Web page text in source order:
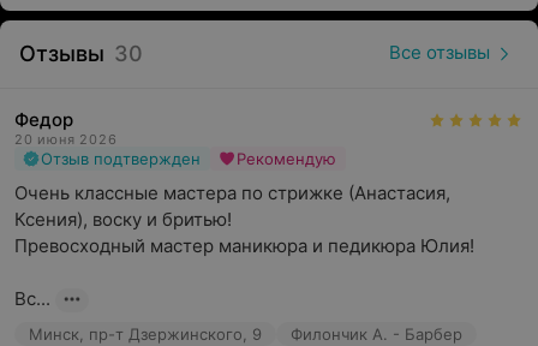
стилю!
Отзывы 30 Все отзывы
Федор
20 июня 2026
Отзыв подтвержден Рекомендую
Очень классные мастера по стрижке (Анастасия,
Ксения), воску и бритью!
Превосходный мастер маникюра и педикюра Юлия!
Вс...
Минск, пр-т Дзержинского, 9
Филончик А. - Барбер